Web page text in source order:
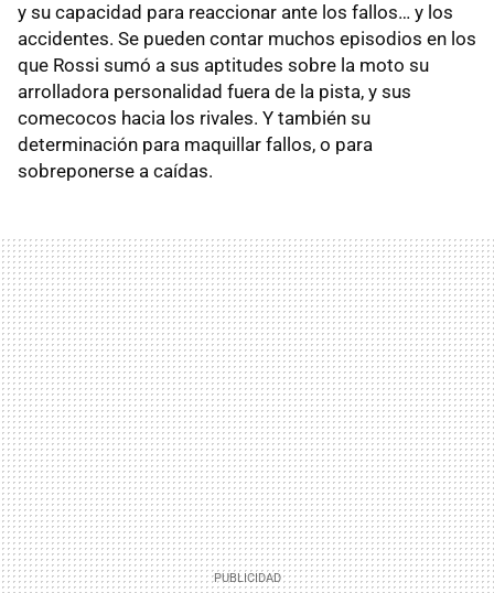
y su capacidad para reaccionar ante los fallos… y los
accidentes. Se pueden contar muchos episodios en los
que Rossi sumó a sus aptitudes sobre la moto su
arrolladora personalidad fuera de la pista, y sus
comecocos hacia los rivales. Y también su
determinación para maquillar fallos, o para
sobreponerse a caídas.